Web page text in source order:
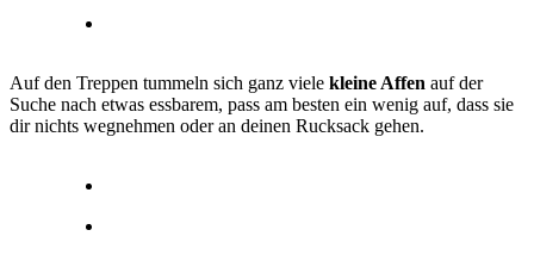
Auf den Treppen tummeln sich ganz viele kleine Affen auf der
Suche nach etwas essbarem, pass am besten ein wenig auf, dass sie
dir nichts wegnehmen oder an deinen Rucksack gehen.